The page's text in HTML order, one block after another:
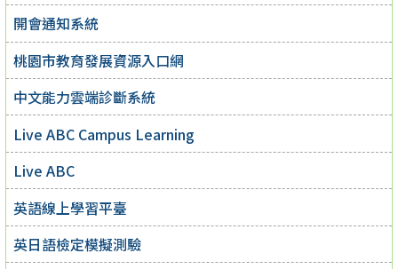
開會通知系統
桃園市教育發展資源入口網
中文能力雲端診斷系統
Live ABC Campus Learning
Live ABC
英語線上學習平臺
英日語檢定模擬測驗